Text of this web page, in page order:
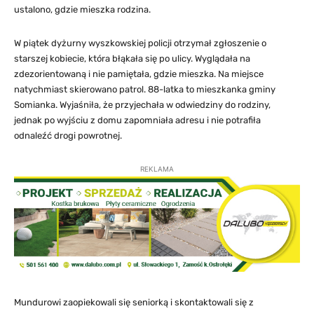
ustalono, gdzie mieszka rodzina.
W piątek dyżurny wyszkowskiej policji otrzymał zgłoszenie o
starszej kobiecie, która błąkała się po ulicy. Wyglądała na
zdezorientowaną i nie pamiętała, gdzie mieszka. Na miejsce
natychmiast skierowano patrol. 88-latka to mieszkanka gminy
Somianka. Wyjaśniła, że przyjechała w odwiedziny do rodziny,
jednak po wyjściu z domu zapomniała adresu i nie potrafiła
odnaleźć drogi powrotnej.
REKLAMA
Mundurowi zaopiekowali się seniorką i skontaktowali się z